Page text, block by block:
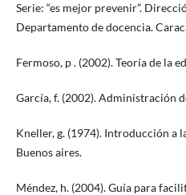
Serie: “es mejor prevenir”.
Departamento de docencia.
Fermoso, p . (2002). Teoría de la
García, f. (2002). Administración
Kneller, g. (1974). Introducción a
Buenos aires.
Méndez, h. (2004). Guía para